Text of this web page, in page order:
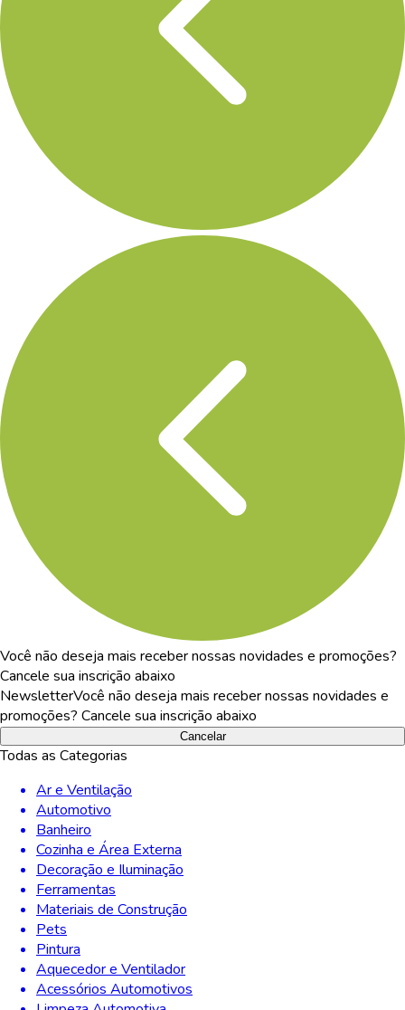
Você não deseja mais receber nossas novidades e promoções?
Cancele sua inscrição abaixo
NewsletterVocê não deseja mais receber nossas novidades e
promoções? Cancele sua inscrição abaixo
Cancelar
Todas as Categorias
Ar e Ventilação
Automotivo
Banheiro
Cozinha e Área Externa
Decoração e Iluminação
Ferramentas
Materiais de Construção
Pets
Pintura
Aquecedor e Ventilador
Acessórios Automotivos